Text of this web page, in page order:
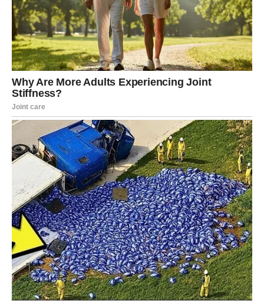
Kad god razmišljam o svojoj majci, osjećam se kao otkrivena
rana koja uporno odbija da zacijeli. Uprkos ovom bolu, naučila
sam da živim zajedno s njim. S druge strane, Duško je sebi
zadao da svaki trenutak mog postojanja učini nepodnošljivim.
odaziv javnosti koji dobijam je veliki izvor motivacije i otpora.
Zbog toga u svoj repertoar uvrštavam i pjesmu “Minuta”, gdje
izražavam zahvalnost onima koji su doprinijeli mojoj
izdržljivosti. JK je ustvrdila da su ova iskustva, između
ostalog, doprinijela njenoj otpornosti. Ovo je izjavila Karleuša u
intervjuu.